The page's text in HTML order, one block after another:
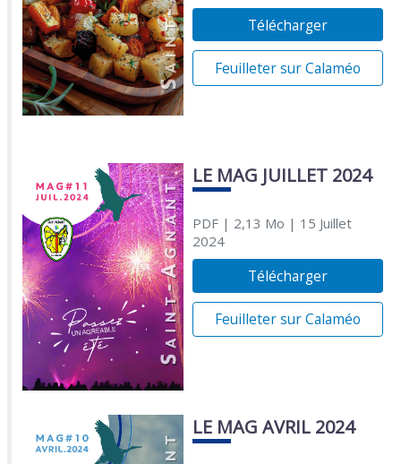
Télécharger
Feuilleter sur Calaméo
LE MAG JUILLET 2024
PDF| 2,13 Mo | 15 Juillet
2024
Télécharger
Feuilleter sur Calaméo
LE MAG AVRIL 2024